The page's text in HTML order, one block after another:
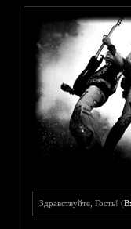
Здравствуйте, Гость! (